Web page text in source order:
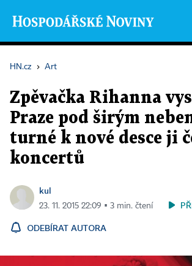
HN.cz › Art
Zpěvačka Rihanna
Praze pod širým
turné k nové desce ji
koncertů
kul
23. 11. 2015 22:09 ▪ 3 min. čtení
ODEBÍRAT AUTORA